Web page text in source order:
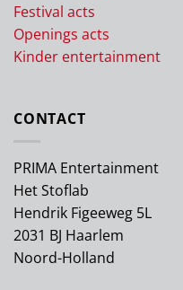
Festival acts
Openings acts
Kinder entertainment
CONTACT
PRIMA Entertainment
Het Stoflab
Hendrik Figeeweg 5L
2031 BJ Haarlem
Noord-Holland